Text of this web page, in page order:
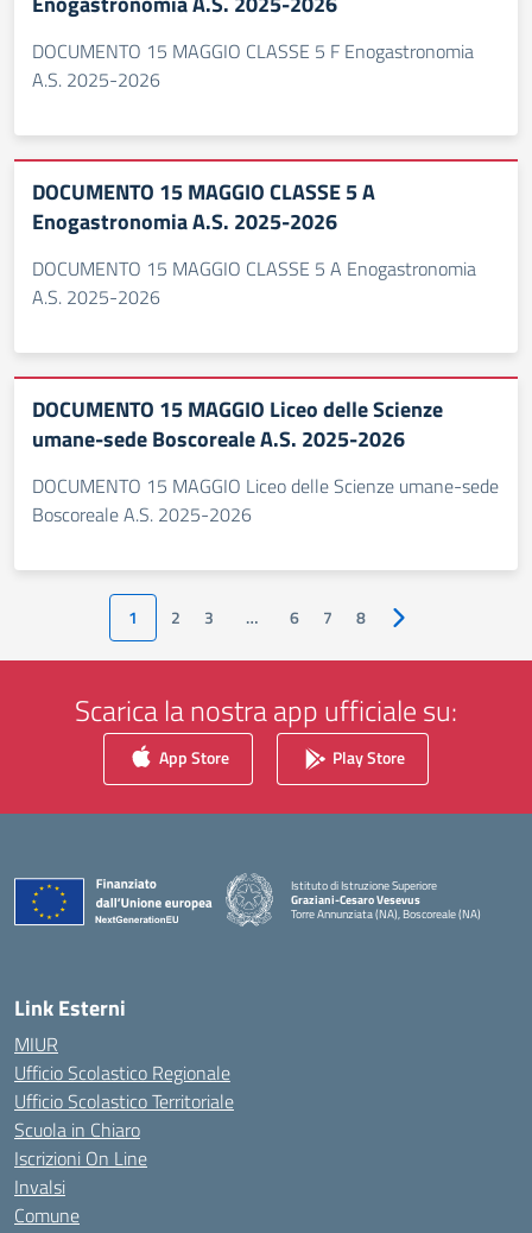
DOCUMENTO 15 MAGGIO CLASSE 5 F Enogastronomia
A.S. 2025-2026
DOCUMENTO 15 MAGGIO CLASSE 5 A
Enogastronomia A.S. 2025-2026
DOCUMENTO 15 MAGGIO CLASSE 5 A Enogastronomia
A.S. 2025-2026
DOCUMENTO 15 MAGGIO Liceo delle Scienze
umane-sede Boscoreale A.S. 2025-2026
DOCUMENTO 15 MAGGIO Liceo delle Scienze umane-sede
Boscoreale A.S. 2025-2026
1 2 3 … 6 7 8 Pagina successiva
Scarica la nostra app ufficiale su:
App Store Play Store
Istituto di Istruzione Superiore
Graziani-Cesaro Vesevus
Torre Annunziata (NA), Boscoreale (NA)
Link Esterni
MIUR
Ufficio Scolastico Regionale
Ufficio Scolastico Territoriale
Scuola in Chiaro
Iscrizioni On Line
Invalsi
Comune